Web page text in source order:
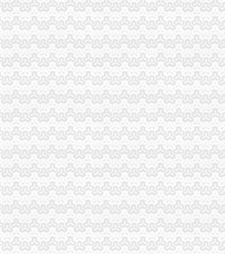
库网
财前线_天涯论坛_天涯社区
亿°♂的日志-网易博客
作流程-搜百科
格|批发-出口货物流程公司-页88网
十篇
提供门到门的一条龙服务-供应信息
无忧考网